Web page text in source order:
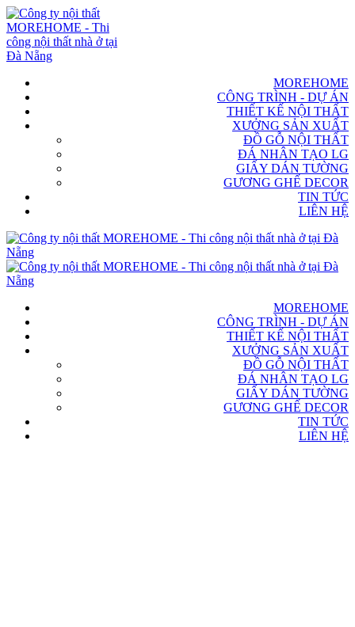
MOREHOME
CÔNG TRÌNH - DỰ ÁN
THIẾT KẾ NỘI THẤT
XƯỞNG SẢN XUẤT
ĐỒ GỖ NỘI THẤT
ĐÁ NHÂN TẠO LG
GIẤY DÁN TƯỜNG
GƯƠNG GHẾ DECOR
TIN TỨC
LIÊN HỆ
MOREHOME
CÔNG TRÌNH - DỰ ÁN
THIẾT KẾ NỘI THẤT
XƯỞNG SẢN XUẤT
ĐỒ GỖ NỘI THẤT
ĐÁ NHÂN TẠO LG
GIẤY DÁN TƯỜNG
GƯƠNG GHẾ DECOR
TIN TỨC
LIÊN HỆ